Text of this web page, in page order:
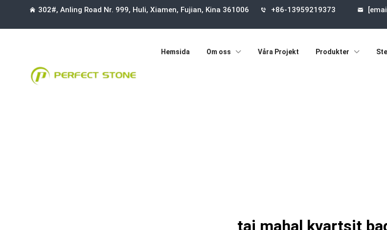
302#, Anling Road Nr. 999, Huli, Xiamen, Fujian, Kina 361006 +86-13959219373
Hemsida Om oss Våra Projekt Produkter
taj mahal kvartsit